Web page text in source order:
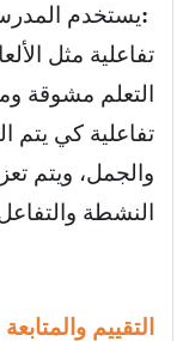
:يستخدم
تفاعلية مثل
التعلم مشوقة
تفاعلية كي يتم
والجمل، ويتم
النشطة
التقييم والمتابعة